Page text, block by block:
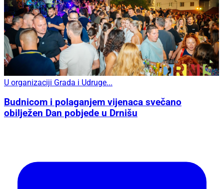
U organizaciji Grada i Udruge...
Budnicom i polaganjem vijenaca svečano
obilježen Dan pobjede u Drnišu